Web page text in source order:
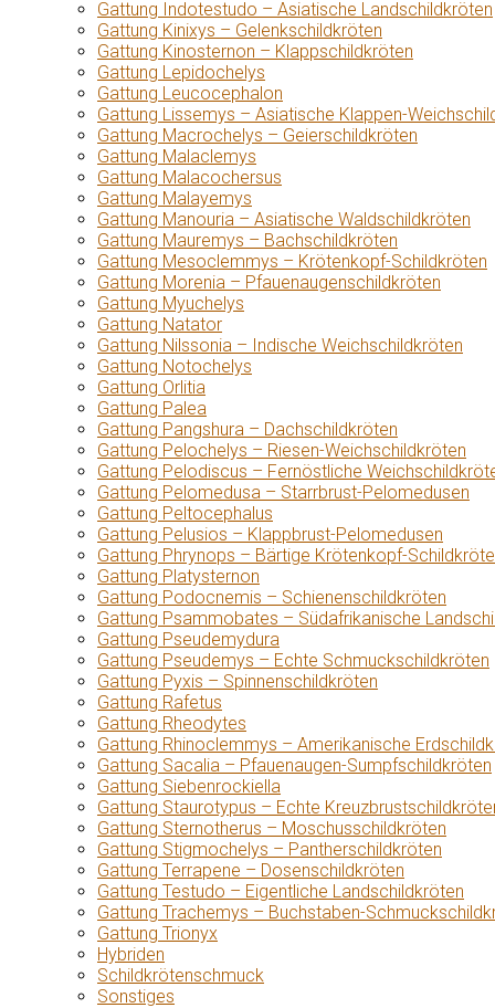
Gattung Indotestudo – Asiatische Landschildkröten
Gattung Kinixys – Gelenkschildkröten
Gattung Kinosternon – Klappschildkröten
Gattung Lepidochelys
Gattung Leucocephalon
Gattung Lissemys – Asiatische Klappen-
Gattung Macrochelys – Geierschildkröten
Gattung Malaclemys
Gattung Malacochersus
Gattung Malayemys
Gattung Manouria – Asiatische Waldschildkröten
Gattung Mauremys – Bachschildkröten
Gattung Mesoclemmys – Krötenkopf-Schildkröten
Gattung Morenia – Pfauenaugenschildkröten
Gattung Myuchelys
Gattung Natator
Gattung Nilssonia – Indische Weichschildkröten
Gattung Notochelys
Gattung Orlitia
Gattung Palea
Gattung Pangshura – Dachschildkröten
Gattung Pelochelys – Riesen-Weichschildkröten
Gattung Pelodiscus – Fernöstliche
Gattung Pelomedusa – Starrbrust-Pelomedusen
Gattung Peltocephalus
Gattung Pelusios – Klappbrust-Pelomedusen
Gattung Phrynops – Bärtige Krötenkopf-
Gattung Platysternon
Gattung Podocnemis – Schienenschildkröten
Gattung Psammobates – Südafrikanische
Gattung Pseudemydura
Gattung Pseudemys – Echte Schmuckschildkröten
Gattung Pyxis – Spinnenschildkröten
Gattung Rafetus
Gattung Rheodytes
Gattung Rhinoclemmys – Amerikanische
Gattung Sacalia – Pfauenaugen-Sumpfschildkröten
Gattung Siebenrockiella
Gattung Staurotypus – Echte
Gattung Sternotherus – Moschusschildkröten
Gattung Stigmochelys – Pantherschildkröten
Gattung Terrapene – Dosenschildkröten
Gattung Testudo – Eigentliche Landschildkröten
Gattung Trachemys – Buchstaben-
Gattung Trionyx
Hybriden
Schildkrötenschmuck
Sonstiges